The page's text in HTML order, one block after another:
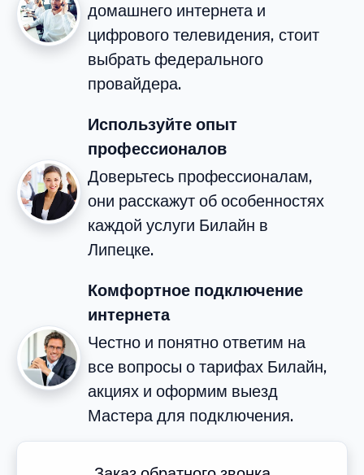
домашнего интернета и
цифрового телевидения, стоит
выбрать федерального
провайдера.
Используйте опыт
профессионалов
Доверьтесь профессионалам,
они расскажут об особенностях
каждой услуги Билайн в
Липецке.
Комфортное подключение
интернета
Честно и понятно ответим на
все вопросы о тарифах Билайн,
акциях и оформим выезд
Мастера для подключения.